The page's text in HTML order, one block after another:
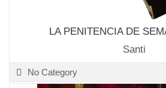
LA PENITENCIA DE
Santi
No Category